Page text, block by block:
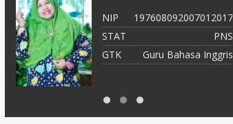
NIP
197608092007012017
STAT
PNS
GTK
Guru Bahasa Inggris